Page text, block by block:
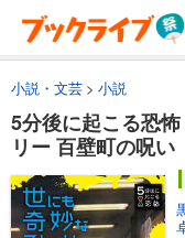
小説・文芸 小説
5分後に起こる恐
リー 百壁町の呪い